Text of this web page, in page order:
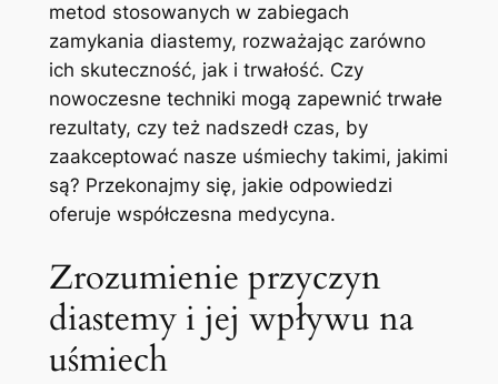
metod stosowanych w zabiegach
zamykania‍ diastemy, rozważając zarówno
⁢ich skuteczność, jak i trwałość. Czy
nowoczesne ⁣techniki⁢ mogą zapewnić⁤ trwałe
rezultaty, ⁣czy ‌też nadszedł czas, by⁣
zaakceptować nasze uśmiechy takimi, jakimi
są? Przekonajmy⁤ się, jakie odpowiedzi
oferuje współczesna medycyna.
Zrozumienie przyczyn ​
diastemy ⁣i ⁤jej ⁤wpływu na
uśmiech